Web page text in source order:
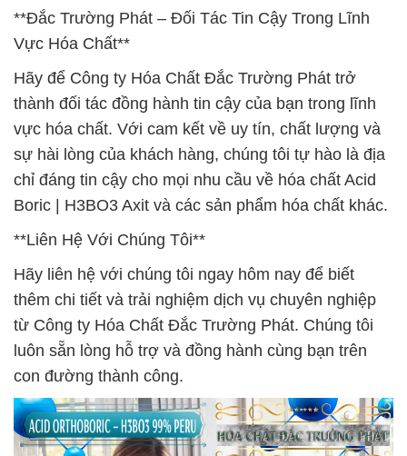
**Đắc Trường Phát – Đối Tác Tin Cậy Trong Lĩnh
Vực Hóa Chất**
Hãy để Công ty Hóa Chất Đắc Trường Phát trở
thành đối tác đồng hành tin cậy của bạn trong lĩnh
vực hóa chất. Với cam kết về uy tín, chất lượng và
sự hài lòng của khách hàng, chúng tôi tự hào là địa
chỉ đáng tin cậy cho mọi nhu cầu về hóa chất Acid
Boric | H3BO3 Axit và các sản phẩm hóa chất khác.
**Liên Hệ Với Chúng Tôi**
Hãy liên hệ với chúng tôi ngay hôm nay để biết
thêm chi tiết và trải nghiệm dịch vụ chuyên nghiệp
từ Công ty Hóa Chất Đắc Trường Phát. Chúng tôi
luôn sẵn lòng hỗ trợ và đồng hành cùng bạn trên
con đường thành công.